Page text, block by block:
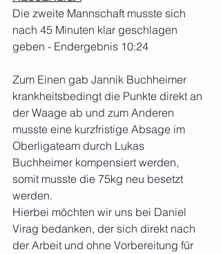
Die zweite Mannschaft musste sich
nach 45 Minuten klar geschlagen
geben - Endergebnis 10:24
Zum Einen gab Jannik Buchheimer
krankheitsbedingt die Punkte direkt an
der Waage ab und zum Anderen
musste eine kurzfristige Absage im
Oberligateam durch Lukas
Buchheimer kompensiert werden,
somit musste die 75kg neu besetzt
werden.
Hierbei möchten wir uns bei Daniel
Virag bedanken, der sich direkt nach
der Arbeit und ohne Vorbereitung für